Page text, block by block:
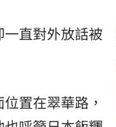
直對外放話被
置在翠華路，